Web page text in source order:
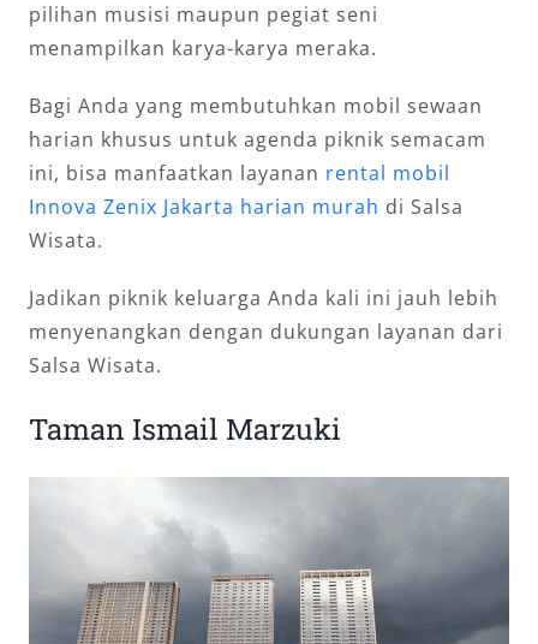
pilihan musisi maupun pegiat seni
menampilkan karya-karya meraka.
Bagi Anda yang membutuhkan mobil sewaan
harian khusus untuk agenda piknik semacam
ini, bisa manfaatkan layanan rental mobil
Innova Zenix Jakarta harian murah di Salsa
Wisata.
Jadikan piknik keluarga Anda kali ini jauh lebih
menyenangkan dengan dukungan layanan dari
Salsa Wisata.
Taman Ismail Marzuki